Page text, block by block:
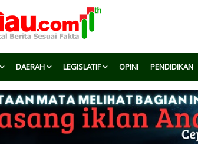
DAERAH LEGISLATIF OPINI PENDIDIKAN